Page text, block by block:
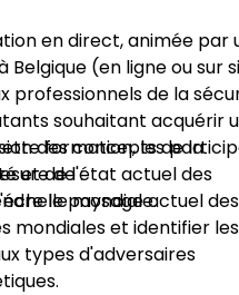
en direct, animée par
Belgique (en ligne ou sur
professionnels de la
souhaitant acquérir
des concepts de la
et de l'état actuel des
mondiale.
formation, les
de :
le paysage actuel des
mondiales et identifier les
types d'adversaires